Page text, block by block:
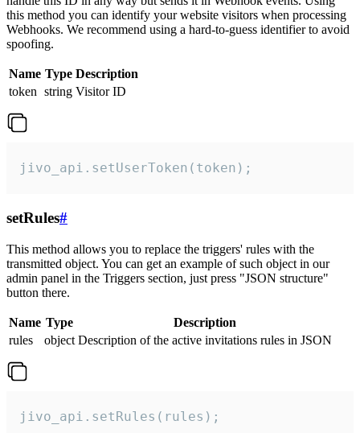
this method you can identify your website visitors when processing
Webhooks. We recommend using a hard-to-guess identifier to avoid
spoofing.
Name Type Description
token string Visitor ID
jivo_api.setUserToken(token);
setRules#
This method allows you to replace the triggers' rules with the
transmitted object. You can get an example of such object in our
admin panel in the Triggers section, just press "JSON structure"
button there.
Name Type
Description
rules
object Description of the active invitations rules in JSON
jivo_api.setRules(rules);